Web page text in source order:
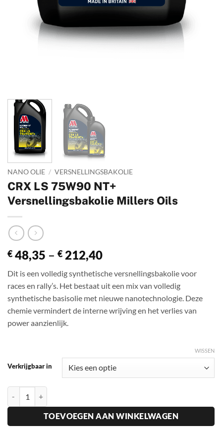
NANO OLIE / VERSNELLINGSBAKOLIE
CRX LS 75W90 NT+
Versnellingsbakolie Millers Oils
€ 48,35 – € 212,40Prijsklasse:
tot
€ 212,40
Dit is een volledig synthetische versnellingsbakolie voor
races en rally’s. Het bestaat uit een mix van volledig
synthetische basisolie met nieuwe nanotechnologie. Deze
chemie vermindert de interne wrijving en het verlies van
power aanzienlijk.
Verkrijgbaar in
WISSEN
TOEVOEGEN AAN WINKELWAGEN